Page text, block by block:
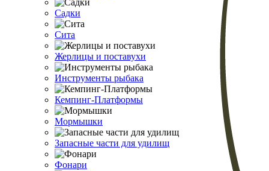
Садки
Сита
Жерлицы и поставухи
Инструменты рыбака
Кемпинг-Платформы
Мормышки
Запасные части для удилищ
Фонари